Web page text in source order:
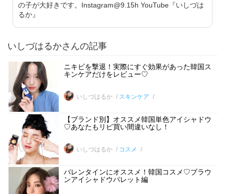
の子が大好きです。Instagram@9.15h YouTube『いしづは
るか』
いしづはるかさんの記事
ニキビを撃退！実際にすぐ効果があった韓国ス
キンケアだけをレビュー♡
いしづはるか スキンケア
【ブランド別】オススメ韓国単色アイシャドウ
♡あなたもリピ買い間違いなし！
いしづはるか コスメ
バレンタインにオススメ！韓国コスメ♡ブラウ
ンアイシャドウパレット編